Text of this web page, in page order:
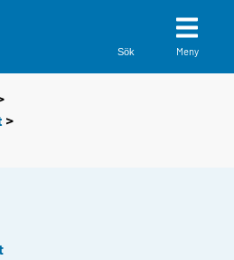
Sök Meny
>